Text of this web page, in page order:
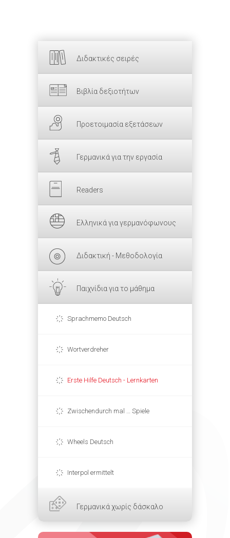
Διδακτικές σειρές
Βιβλία δεξιοτήτων
Προετοιμασία εξετάσεων
Γερμανικά για την εργασία
Readers
Ελληνικά για γερμανόφωνους
Διδακτική - Μεθοδολογία
Παιχνίδια για το μάθημα
Sprachmemo Deutsch
Wortverdreher
Erste Hilfe Deutsch - Lernkarten
Zwischendurch mal … Spiele
Wheels Deutsch
Interpol ermittelt
Γερμανικά χωρίς δάσκαλο